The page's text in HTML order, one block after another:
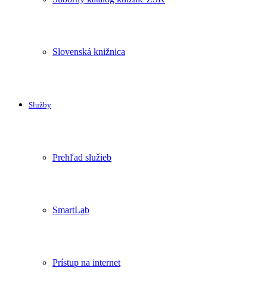
Slovenská knižnica
Služby
Prehľad služieb
SmartLab
Prístup na internet